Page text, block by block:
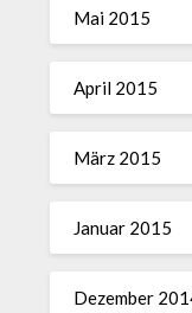
Mai 2015
April 2015
März 2015
Januar 2015
Dezember